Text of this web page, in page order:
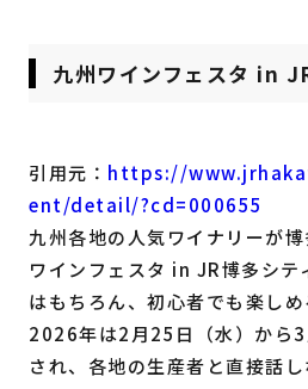
九州ワインフェスタ in
引用元： https://
ent/detail/?cd=000655
九州各地の人気ワイナリーが
ワインフェスタ in JR博多シテ
はもちろん、初心者でも楽しめ
2026年は2月25日（水）から
され、各地の生産者と直接話